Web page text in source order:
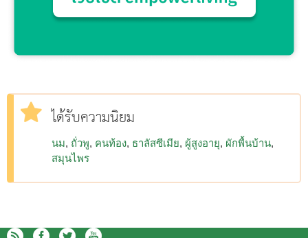
ได้รับความนิยม
นม ถั่วพู คนท้อง ธาลัสซีเมีย ผู้สูงอายุ ผักพื้นบ้าน
สมุนไพร